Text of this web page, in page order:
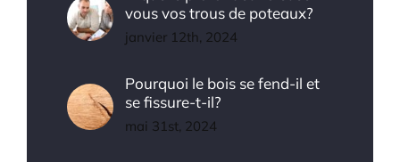
vous vos trous de poteaux?
janvier 12th, 2024
Pourquoi le bois se fend-il et
se fissure-t-il?
mai 31st, 2024